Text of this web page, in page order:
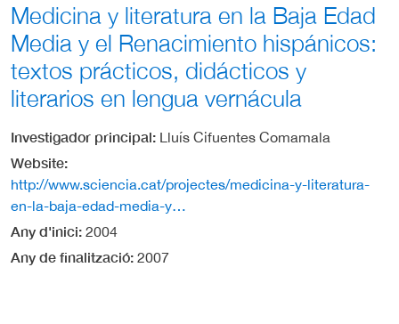
Medicina y literatura en la Baja Edad
Media y el Renacimiento hispánicos:
textos prácticos, didácticos y
literarios en lengua vernácula
Investigador principal Lluís Cifuentes Comamala
Website
http://www.sciencia.cat/projectes/medicina-y-literatura-
en-la-baja-edad-media-y…
Any d'inici 2004
Any de finalització 2007